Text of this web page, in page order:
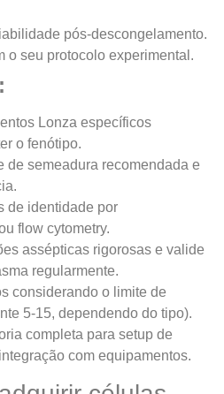
pós-descongelamento.
o seu protocolo experimental.
Lonza específicos
o fenótipo.
de semeadura recomendada e
de identidade por
flow cytometry.
assépticas rigorosas e valide
regularmente.
considerando o limite de
5-15, dependendo do tipo).
completa para setup de
com equipamentos.